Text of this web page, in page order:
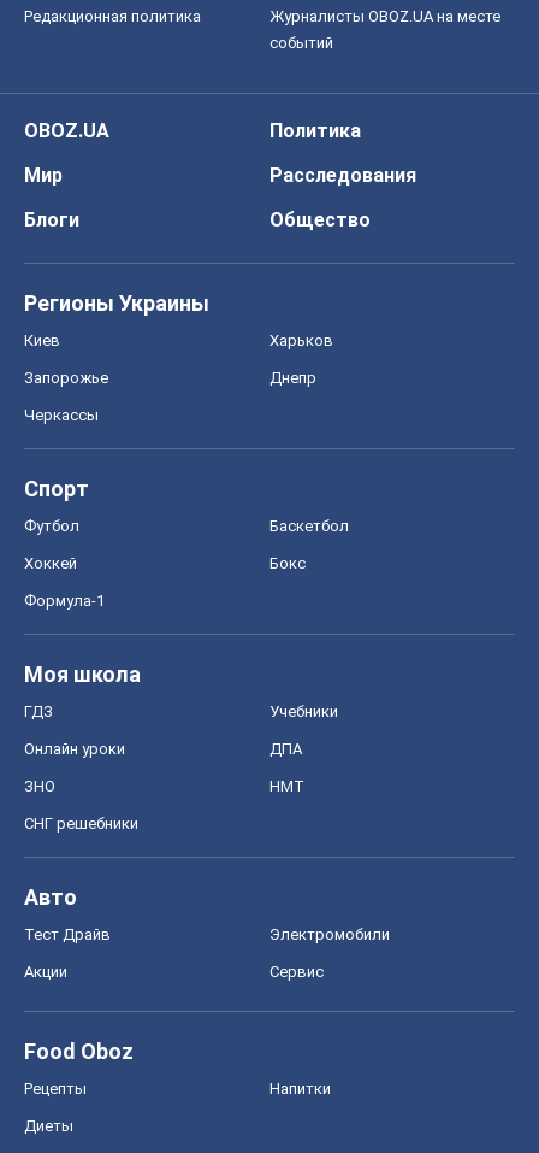
Редакционная политика
Журналисты OBOZ.UA на месте
событий
OBOZ.UA
Политика
Мир
Расследования
Блоги
Общество
Регионы Украины
Киев Харьков
Запорожье Днепр
Черкассы
Спорт
Футбол Баскетбол
Хоккей Бокс
Формула-1
Моя школа
ГДЗ Учебники
Онлайн уроки ДПА
ЗНО НМТ
СНГ решебники
Авто
Тест Драйв Электромобили
Акции Сервис
Food Oboz
Рецепты Напитки
Диеты